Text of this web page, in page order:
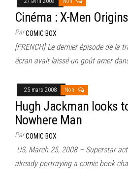
Cinéma : X-Men
ParCOMIC BOX
[FRENCH] Le dernier épisode de la
écran avait laissé un goût amer
25 mars 2008 Non
Hugh Jackman looks
Nowhere Man
ParCOMIC BOX
US, March 25, 2008 – Superstar
already portraying a comic book